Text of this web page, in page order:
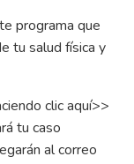
programa que
tu salud física y
clicaquí>>
tu caso
al correo